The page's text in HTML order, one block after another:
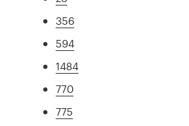
356
594
1484
770
775